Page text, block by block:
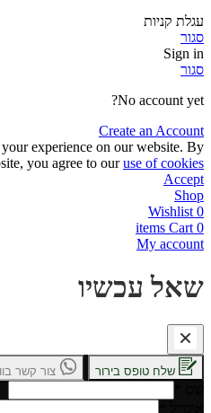
עגלת קניות
סגור
Sign in
סגור
No account yet?
Create an Account
experience on our website. By
you agree to ouruse of cookies
Accept
Shop
0
Wishlist
0
items Cart
My account
שאל עכשיו
שלח טופס בירור צור קשר